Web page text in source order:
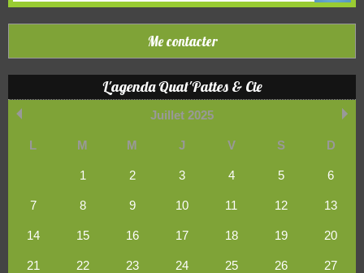
Me contacter
L'agenda Quat'Pattes & Cie
Juillet 2025
L M M J V S D
1 2 3 4 5 6
7 8 9 10 11 12 13
14 15 16 17 18 19 20
21 22 23 24 25 26 27